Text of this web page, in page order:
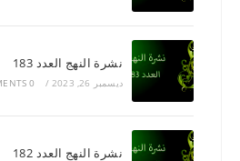
نشرة النهج العدد 183
ديسمبر 26, 2023 /
0 COMMENTS
نشرة النهج العدد 182